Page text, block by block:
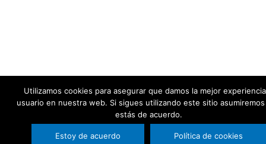
Utilizamos cookies para asegurar que damos la mejor
usuario en nuestra web. Si sigues utilizando este sitio
estás de acuerdo.
Estoy de acuerdo Política de cookies